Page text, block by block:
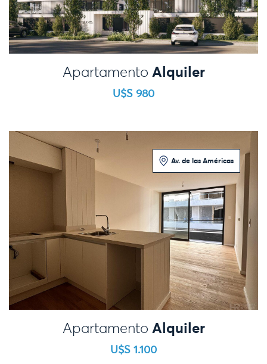
Apartamento Alquiler
U$S 980
Av. de las Américas
1 Dormitorio
Apartamento Alquiler
U$S 1.100